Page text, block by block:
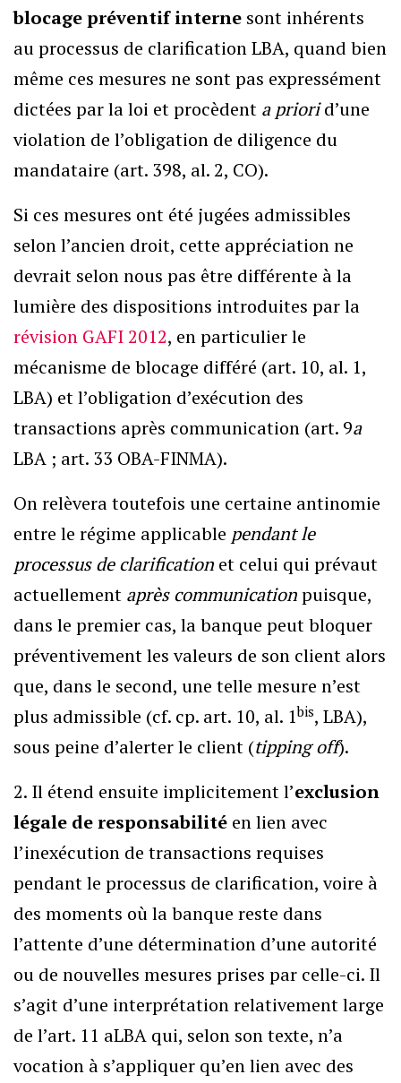
blocage préventif interne sont inhérents
au processus de clarification LBA, quand bien
même ces mesures ne sont pas expressément
dictées par la loi et procèdent a priorid’une
violation de l’obligation de diligence du
mandataire (art. 398, al. 2, CO).
Si ces mesures ont été jugées admissibles
selon l’ancien droit, cette appréciation ne
devrait selon nous pas être différente à la
lumière des dispositions introduites par la
révision GAFI 2012, en particulier le
mécanisme de blocage différé (art. 10, al. 1,
LBA) et l’obligation d’exécution des
transactions après communication (art. 9a
LBA ; art. 33 OBA-FINMA).
On relèvera toutefois une certaine antinomie
entre le régime applicable pendant le
processus de clarification et celui qui prévaut
actuellement après communicationpuisque,
dans le premier cas, la banque peut bloquer
préventivement les valeurs de son client alors
que, dans le second, une telle mesure n’est
plus admissible (cf. cp. art. 10, al. 1bis, LBA),
sous peine d’alerter le client (tipping off).
2. Il étend ensuite implicitement l’exclusion
légale de responsabilité en lien avec
l’inexécution de transactions requises
pendant le processus de clarification, voire à
des moments où la banque reste dans
l’attente d’une détermination d’une autorité
ou de nouvelles mesures prises par celle-ci. Il
s’agit d’une interprétation relativement large
de l’art. 11 aLBA qui, selon son texte, n’a
vocation à s’appliquer qu’en lien avec des